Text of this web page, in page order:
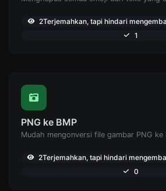
2Terjemahkan, tapi hindari
1
PNG ke BMP
Mudah mengonversi file gambar PNG ke
2Terjemahkan, tapi hindari
0